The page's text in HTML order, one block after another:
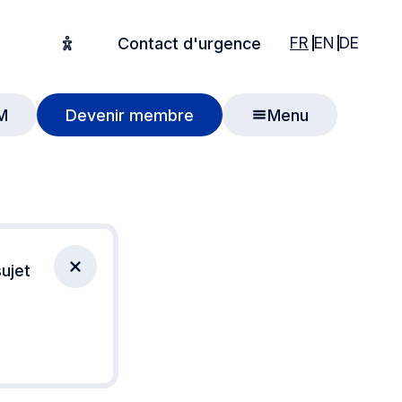
Options d'accessibilité
Contact d'urgence FR English
EN English
DE
Devenir membre Menu
Fermer la notification